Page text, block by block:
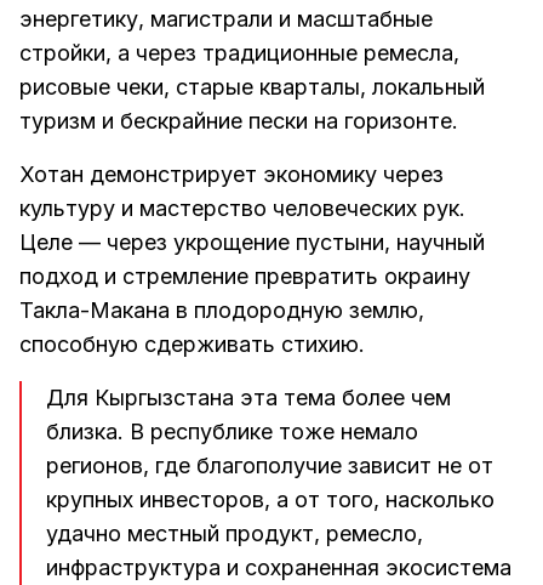
энергетику, магистрали и масштабные
стройки, а через традиционные ремесла,
рисовые чеки, старые кварталы, локальный
туризм и бескрайние пески на горизонте.
Хотан демонстрирует экономику через
культуру и мастерство человеческих рук.
Целе — через укрощение пустыни, научный
подход и стремление превратить окраину
Такла-Макана в плодородную землю,
способную сдерживать стихию.
Для Кыргызстана эта тема более чем
близка. В республике тоже немало
регионов, где благополучие зависит не от
крупных инвесторов, а от того, насколько
удачно местный продукт, ремесло,
инфраструктура и сохраненная экосистема